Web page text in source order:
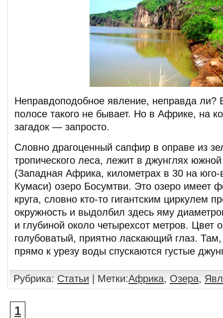
Неправдоподобное явление, неправда ли?
полосе такого не бывает. Но в Африке, на
загадок — запросто.
Словно драгоценный сапфир в оправе из
тропического леса, лежит в джунглях
(Западная Африка, километрах в 30 на юго-
Кумаси) озеро Босумтви. Это озеро имеет
круга, словно кто-то гигантским циркулем
окружность и выдолбил здесь яму
и глубиной около четырехсот метров. Цвет
голубоватый, приятно ласкающий глаз.
прямо к урезу воды спускаются густые
Рубрика: Статьи | Метки:Африка, Озера,
1